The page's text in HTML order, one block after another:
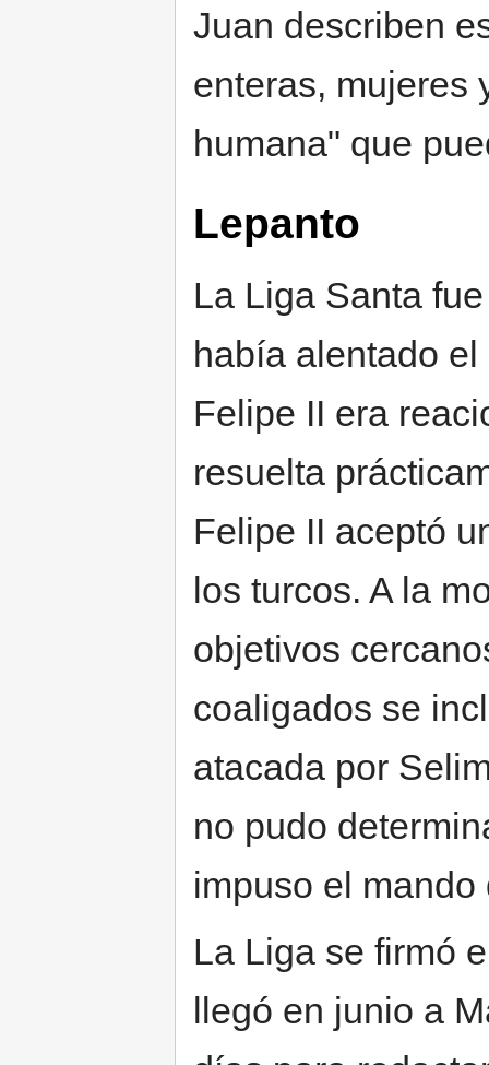
Juan describen
enteras, mujeres
humana" que
Lepanto
La Liga Santa
había alentado
Felipe II era
resuelta
Felipe II aceptó
los turcos. A la
objetivos
coaligados se
atacada por
no pudo
impuso el
La Liga se firmó
llegó en junio a